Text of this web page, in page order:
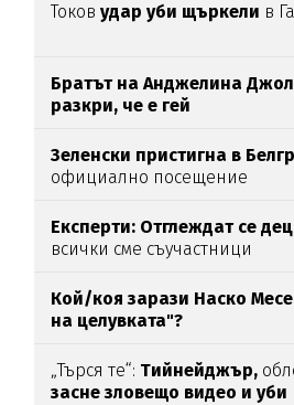
Токовудар уби щъркели в
Братът на Анджелина
разкри, че е гей
Зеленски пристигна в
официално посещение
Експерти: Отглеждат се
всички сме съучастници
Кой/коя зарази Наско
на целувката"?
„Търся те“: Тийнейджър,
засне зловещо видео и уби